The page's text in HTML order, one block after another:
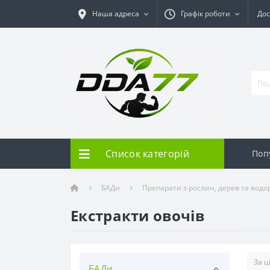
Наша адреса Графік роботи
Список категорій
БАДи Препарати з рослин, дерев та
Екстракти овочів